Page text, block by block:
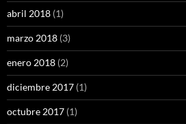
abril 2018 (1)
marzo 2018 (3)
enero 2018 (2)
diciembre 2017 (1)
octubre 2017 (1)